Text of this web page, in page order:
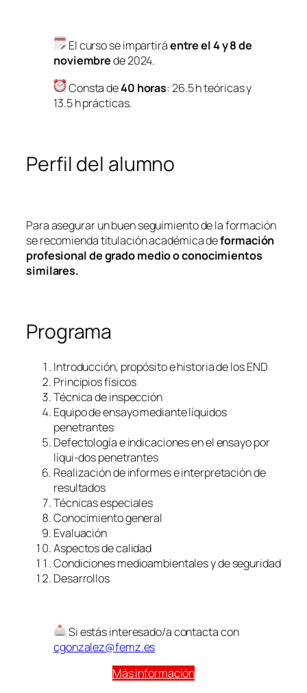
El curso se impartiráentre el 4 y 8 de
noviembrede 2024.
Consta de40 horas: 26.5 h teóricas y
13.5 h prácticas.
Perfil del alumno
Para asegurar un buen seguimiento de la formación
se recomienda titulación académica deformación
profesional de grado medio o conocimientos
similares.
Programa
Introducción, propósito e historia de los END
Principios físicos
Técnica de inspección
Equipo de ensayo mediante líquidos
penetrantes
Defectología e indicaciones en el ensayo por
líqui-dos penetrantes
Realización de informes e interpretación de
resultados
Técnicas especiales
Conocimiento general
Evaluación
Aspectos de calidad
Condiciones medioambientales y de seguridad
Desarrollos
Si estás interesado/a contacta con
cgonzalez@femz.es
Más información